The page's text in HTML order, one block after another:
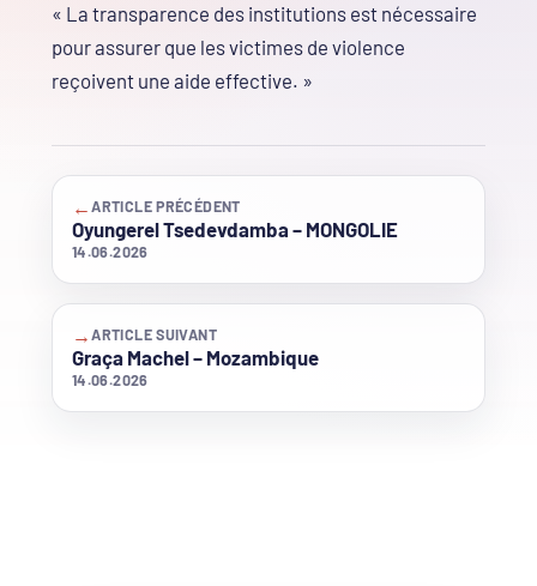
« La transparence des institutions est nécessaire
pour assurer que les victimes de violence
reçoivent une aide effective. »
←ARTICLE PRÉCÉDENT
Oyungerel Tsedevdamba – MONGOLIE
14.06.2026
→ARTICLE SUIVANT
Graça Machel – Mozambique
14.06.2026